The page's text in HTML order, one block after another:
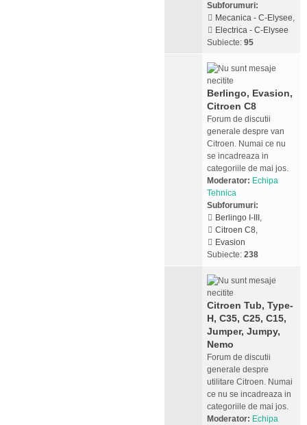
Subforumuri:
Mecanica - C-Elysee,
Electrica - C-Elysee
Subiecte: 95
Berlingo, Evasion,
Citroen C8
Forum de discutii
generale despre van
Citroen. Numai ce nu
se incadreaza in
categoriile de mai jos.
Moderator: Echipa
Tehnica
Subforumuri:
Berlingo I-III ,
Citroen C8,
Evasion
Subiecte: 238
Citroen Tub, Type-
H, C35, C25, C15,
Jumper, Jumpy,
Nemo
Forum de discutii
generale despre
utilitare Citroen. Numai
ce nu se incadreaza in
categoriile de mai jos.
Moderator: Echipa